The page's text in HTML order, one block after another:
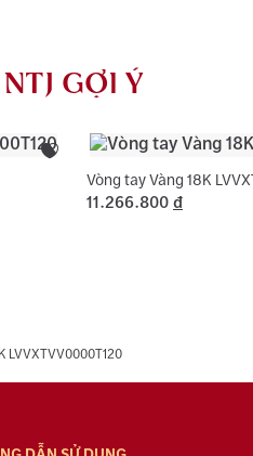
NTJ GỢI Ý
Vòng tay Vàng 18K
11.266.800 đ
LVVXTVV0000T120